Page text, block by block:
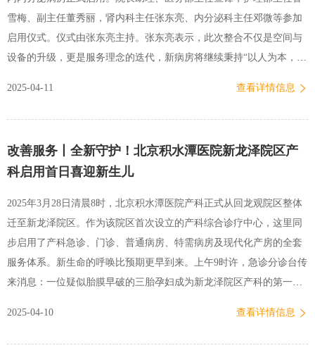
雪梅、副主任董秀丽，肾内科主任张东亮、内分泌科主任邓微等参加
启用仪式。仪式由张东亮主持。张东亮表示，此次整合不仅是空间与
设备的升级，更是服务理念的迭代，新病房将继续秉持“以人为本，追
将大幅缩短，血糖-尿毒症协同诊疗方案将实现全覆盖。两科室将建立
者提供坚实保障。鲁雪梅提到，面对新病房单日大量的血透治疗，护
理部为年轻护理团队定制了“肾内-内分泌护理能力提升计划”，通过模
拟胰岛素泵操作、血透并发症应急处理等实战培训，实现平稳过渡，
打造精细化护理品牌。鱼锋在总结发言中高度肯定了两科室既往成
绩。他表示，此次病房整合标志着医院在慢病管理领域实现新突破，
要求团队以多学科协作为抓手，引入个性化慢病管理方案，切…
2025-04-11 查看详情信息
改善服务丨全新守护！北京积水潭医院新龙泽院区产
科启用首日喜迎新生儿
2025年3月28日清晨8时，北京积水潭医院产科正式从回龙观院区整体
迁至新龙泽院区。作为该院区首次设立的产科综合诊疗中心，这里同
步启用了产科急诊、门诊、普通病房、特需病房及现代化产房的全套
服务体系。新生命的呼唤比预期更早到来。上午9时许，急诊分诊台传
来消息：一位疑似胎膜早破的三胎孕妇成为新龙泽院区产科的第一位
立分娩间、专业的导乐设备、医护人员的耐心陪伴，让准妈妈们心情
2025-04-10 查看详情信息